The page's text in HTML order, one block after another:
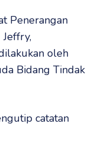
Penerangan
oleh
Bidang Tindak
catatan